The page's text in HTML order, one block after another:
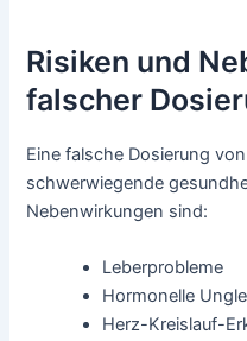
Risiken und
falscher
Eine falsche Dosierung
schwerwiegende
Nebenwirkungen sind:
Leberprobleme
Hormonelle
Herz-Kreislauf-